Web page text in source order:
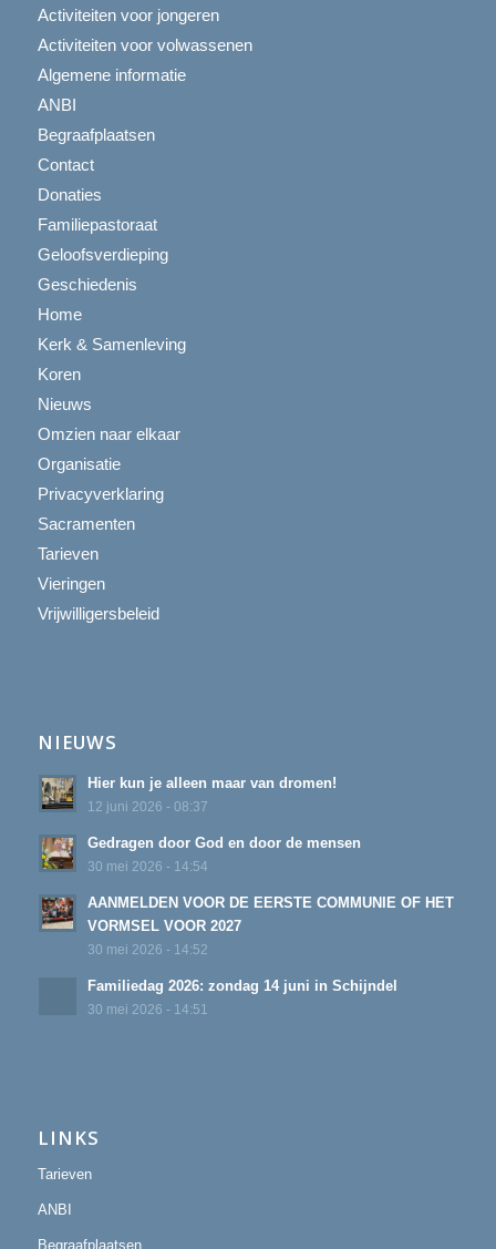
Activiteiten voor jongeren
Activiteiten voor volwassenen
Algemene informatie
ANBI
Begraafplaatsen
Contact
Donaties
Familiepastoraat
Geloofsverdieping
Geschiedenis
Home
Kerk & Samenleving
Koren
Nieuws
Omzien naar elkaar
Organisatie
Privacyverklaring
Sacramenten
Tarieven
Vieringen
Vrijwilligersbeleid
NIEUWS
Hier kun je alleen maar van dromen!
12 juni 2026 - 08:37
Gedragen door God en door de mensen
30 mei 2026 - 14:54
AANMELDEN VOOR DE EERSTE COMMUNIE OF HET
VORMSEL VOOR 2027
30 mei 2026 - 14:52
Familiedag 2026: zondag 14 juni in Schijndel
30 mei 2026 - 14:51
LINKS
Tarieven
ANBI
Begraafplaatsen